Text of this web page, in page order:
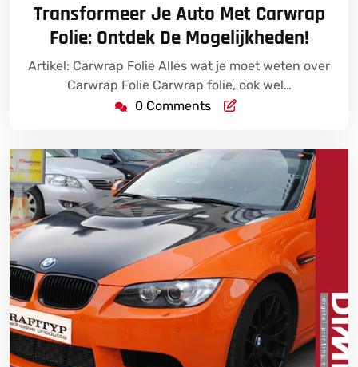
2026
Transformeer Je Auto Met Carwrap
Folie: Ontdek De Mogelijkheden!
Artikel: Carwrap Folie Alles wat je moet weten over
Carwrap Folie Carwrap folie, ook wel…
0 Comments